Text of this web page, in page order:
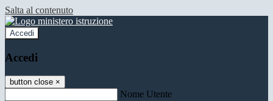
Salta al contenuto
Accedi
Accedi
button close ×
Nome Utente